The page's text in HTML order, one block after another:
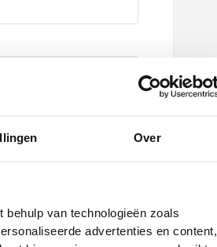
Over
van technologieën zoals
advertenties en content,